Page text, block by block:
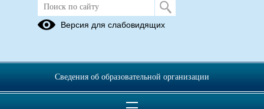
Версия для слабовидящих
Сведения об образовательной организации